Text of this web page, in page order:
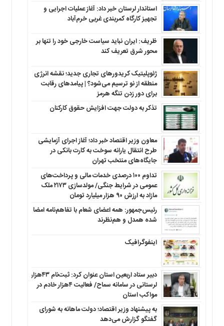
استاندار لرستان خبر داد: آغاز عملیات اجرایی و
تجهیز کارگاه کمربندی غربی خرم‌آباد
ظریف: ایران نباید سیاست خارجی خود را تنها بر
محور شرق تعریف کند
ژئوپلیتیک کریدورهای تجاری جدید؛ نقشه انرژی
منطقه‌ از نو ترسیم می‌شود؟ | پیامدهای رقابت
برای دور زدن تنگه هرمز
تذکر به دولت جهت افزایش حقوق کارکنان ‌
معاون وزیر اقتصاد خبر داد؛ آغاز اجرای آزمایشی
طرح انتقال یارانه سوخت به کارت بانکی در
جایگاه‌های منتخب تهران
تداوم ۱۰۰ درصدی خدمات مالی و پرداخت‌های
عمومی در شرایط جنگی/ مولدسازی ۲۱۷۳ ملک
مازاد به ارزش ۹۰ هزار میلیارد تومان
رئیس‌جمهور: همه اعضای شعام با تفاهم‌نامه امضا
شده همدل و هم‌نظرند
اینفوگرافیک
دبیر ستاد اربعین استان عنوان کرد: ثبت‌نام ۴۳هزار
لرستانی در سامانه سماح/ فعالیت ۴هزار خادم در
مواکب استان
به پیشنهاد وزیر اقتصاد؛ دولت ماهانه به شورای
گفتگو گزارش می‌دهد